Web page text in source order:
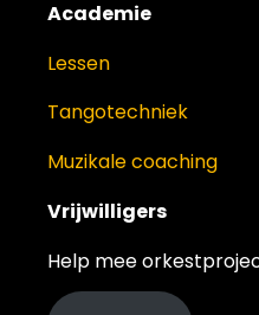
Academie
Lessen
Tangotechniek
Muzikale coaching
Vrijwilligers
Help mee